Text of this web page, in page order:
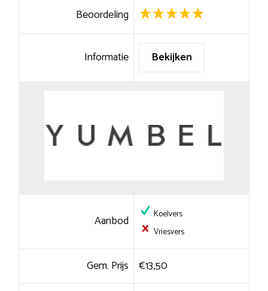
Beoordeling
Informatie Bekijken
Aanbod
Koelvers
Vriesvers
Gem. Prijs €13,50